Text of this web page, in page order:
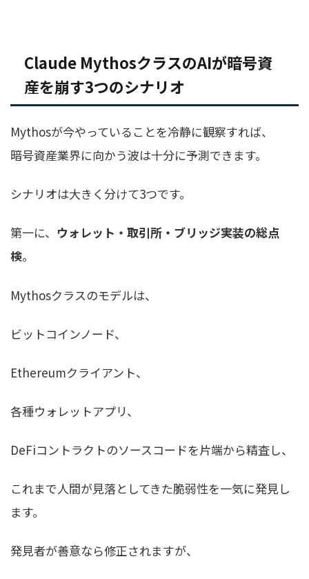
Claude MythosクラスのAIが暗号資
産を崩す3つのシナリオ
Mythosが今やっていることを冷静に観察すれば、
暗号資産業界に向かう波は十分に予測できます。
シナリオは大きく分けて3つです。
第一に、 ウォレット・取引所・ブリッジ実装の総点
検。
Mythosクラスのモデルは、
ビットコインノード、
Ethereumクライアント、
各種ウォレットアプリ、
DeFiコントラクトのソースコードを片端から精査し、
これまで人間が見落としてきた脆弱性を一気に発見し
ます。
発見者が善意なら修正されますが、